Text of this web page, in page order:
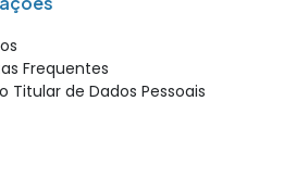
Frequentes
Titular de Dados Pessoais